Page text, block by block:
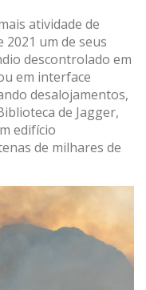
atividade de
um de seus
descontrolado em
em interface
desalojamentos,
de Jagger,
edifício
de milhares de